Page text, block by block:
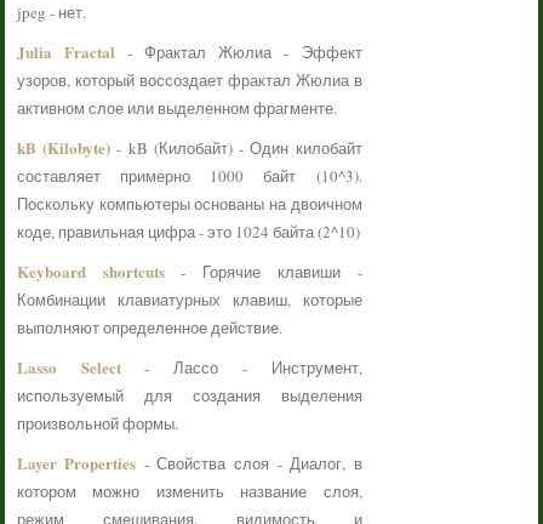
jpeg - нет.
Julia Fractal - Фрактал Жюлиа - Эффект
узоров, который воссоздает фрактал Жюлиа в
активном слое или выделенном фрагменте.
kB (Kilobyte) - kB (Килобайт) - Один килобайт
составляет примерно 1000 байт (10^3).
Поскольку компьютеры основаны на двоичном
коде, правильная цифра - это 1024 байта (2^10)
Keyboard shortcuts- Горячие клавиши -
Комбинации клавиатурных клавиш, которые
выполняют определенное действие.
Lasso Select- Лассо - Инструмент,
используемый для создания выделения
произвольной формы.
Layer Properties - Свойства слоя - Диалог, в
котором можно изменить название слоя,
режим смешивания, видимость и